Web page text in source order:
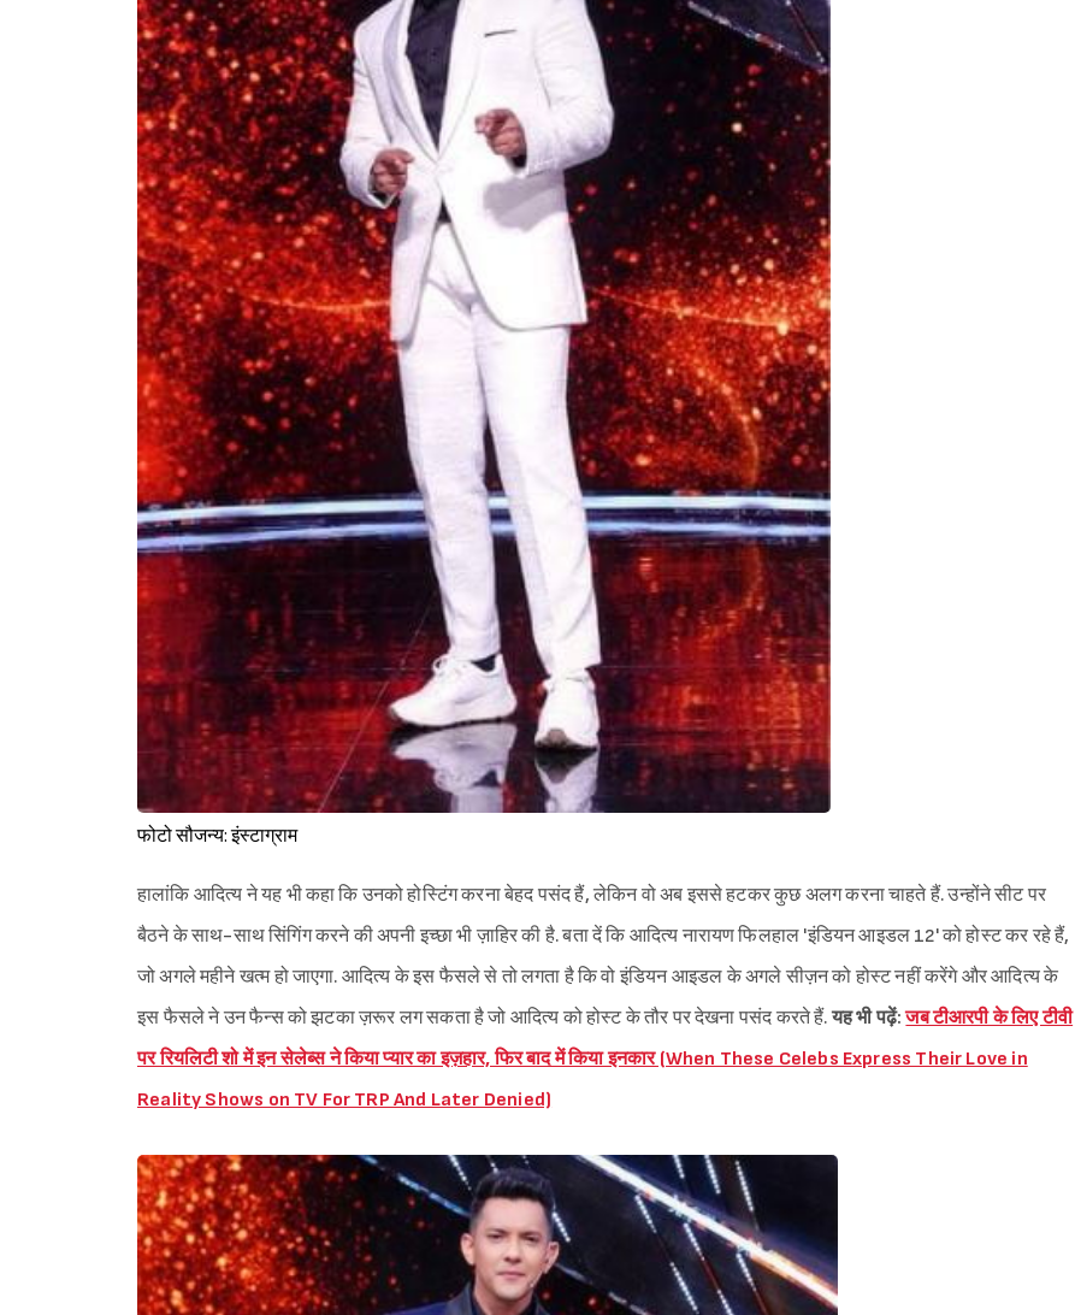
फोटो सौजन्य: इंस्टाग्राम
हालांकि आदित्य ने यह भी कहा कि उनको होस्टिंग करना बेहद पसंद हैं, लेकिन वो अब इससे हटकर कुछ अलग करना चाहते हैं. उन्होंने सीट पर
बैठने के साथ-साथ सिंगिंग करने की अपनी इच्छा भी ज़ाहिर की है. बता दें कि आदित्य नारायण फिलहाल 'इंडियन आइडल 12' को होस्ट कर रहे हैं,
जो अगले महीने खत्म हो जाएगा. आदित्य के इस फैसले से तो लगता है कि वो इंडियन आइडल के अगले सीज़न को होस्ट नहीं करेंगे और आदित्य के
इस फैसले ने उन फैन्स को झटका ज़रूर लग सकता है जो आदित्य को होस्ट के तौर पर देखना पसंद करते हैं.यह भी पढ़ें:जब टीआरपी के लिए टीवी
पर रियलिटी शो में इन सेलेब्स ने किया प्यार का इज़हार, फिर बाद में किया इनकार (When These Celebs Express Their Love in
Reality Shows on TV For TRP And Later Denied)